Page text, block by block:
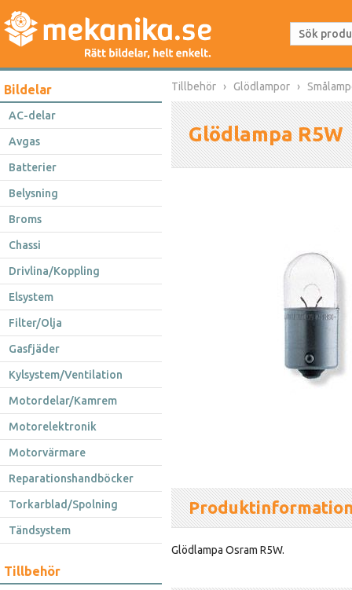
Bildelar
AC-delar
Avgas
Batterier
Belysning
Broms
Chassi
Drivlina/Koppling
Elsystem
Filter/Olja
Gasfjäder
Kylsystem/Ventilation
Motordelar/Kamrem
Motorelektronik
Motorvärmare
Reparationshandböcker
Torkarblad/Spolning
Tändsystem
Tillbehör
Tillbehör Glödlampor
Glödlampa R5W
Glödlampa Osram R5W.